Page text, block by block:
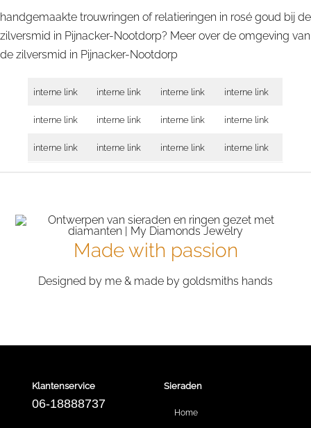
handgemaakte trouwringen of relatieringen in rosé goud bij de
zilversmid in Pijnacker-Nootdorp? Meer over de omgeving van
de zilversmid in Pijnacker-Nootdorp
interne link interne link interne link interne link
interne link interne link interne link interne link
interne link interne link interne link interne link
Made with passion
Designed by me & made by goldsmiths hands
Klantenservice
06-18888737
Sieraden
Home